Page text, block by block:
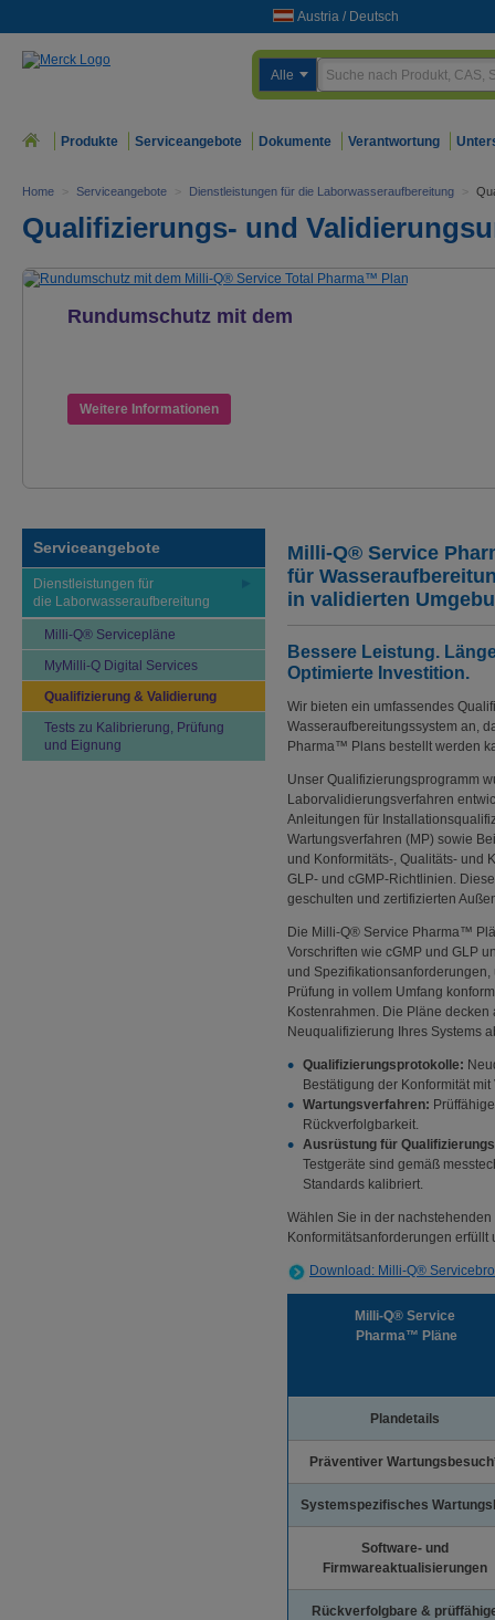
Austria / Deutsch
Alle
Produkte Serviceangebote Dokumente Verantwortung
Home > Serviceangebote > Dienstleistungen für die Laborwasseraufbereitung >
Qualifizierungs- und
Rundumschutz mit dem
Weitere Informationen
Serviceangebote
Dienstleistungen für
die Laborwasseraufbereitung
Milli-Q® Servicepläne
MyMilli-Q Digital Services
Qualifizierung & Validierung
Tests zu Kalibrierung, Prüfung
und Eignung
Milli-Q® Service
für
in validierten
Bessere Leistung.
Optimierte Investition.
Wir bieten ein umfassendes
Wasseraufbereitungssystem an,
Pharma™ Plans bestellt werden
Unser Qualifizierungsprogramm
Laborvalidierungsverfahren
Anleitungen für
Wartungsverfahren (MP) sowie
und Konformitäts-, Qualitäts- und
GLP- und cGMP-Richtlinien.
geschulten und zertifizierten
Die Milli-Q® Service Pharma™
Vorschriften wie cGMP und GLP
und
Prüfung in vollem Umfang
Kostenrahmen. Die Pläne
Neuqualifizierung Ihres Systems
Qualifizierungsprotokolle:
Bestätigung der Konformität mit
Wartungsverfahren:
Rückverfolgbarkeit.
Ausrüstung für
Testgeräte sind gemäß
Standards kalibriert.
Wählen Sie in der
Konformitätsanforderungen
Download: Milli-Q®
Milli-Q® Service
Pharma™ Pläne
Plandetails
Präventiver
Systemspezifisches
Software- und
Firmwareaktualisierungen
Rückverfolgbare &